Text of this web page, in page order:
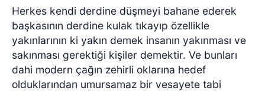
Herkes kendi derdine düşmeyi bahane ederek
başkasının derdine kulak tıkayıp özellikle
yakınlarının ki yakın demek insanın yakınması ve
sakınması gerektiği kişiler demektir. Ve bunları
dahi modern çağın zehirli oklarına hedef
olduklarından umursamaz bir vesayete tabi